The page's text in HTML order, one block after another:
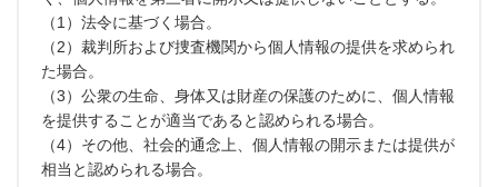
（1）法令に基づく場合。
（2）裁判所および捜査機関から個人情報の提供を求められ
た場合。
（3）公衆の生命、身体又は財産の保護のために、個人情報
を提供することが適当であると認められる場合。
（4）その他、社会的通念上、個人情報の開示または提供が
相当と認められる場合。